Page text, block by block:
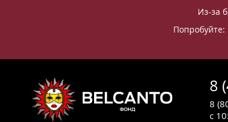
Из-за
Попробуйте:
8
с
8